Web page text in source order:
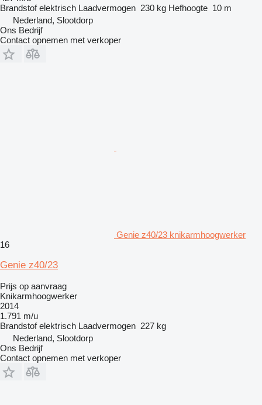
Brandstof elektrisch Laadvermogen 230 kg Hefhoogte 10 m
Nederland, Slootdorp
Ons Bedrijf
Contact opnemen met verkoper
Genie z40/23 knikarmhoogwerker
16
Genie z40/23
Prijs op aanvraag
Knikarmhoogwerker
2014
1.791 m/u
Brandstof elektrisch Laadvermogen 227 kg
Nederland, Slootdorp
Ons Bedrijf
Contact opnemen met verkoper